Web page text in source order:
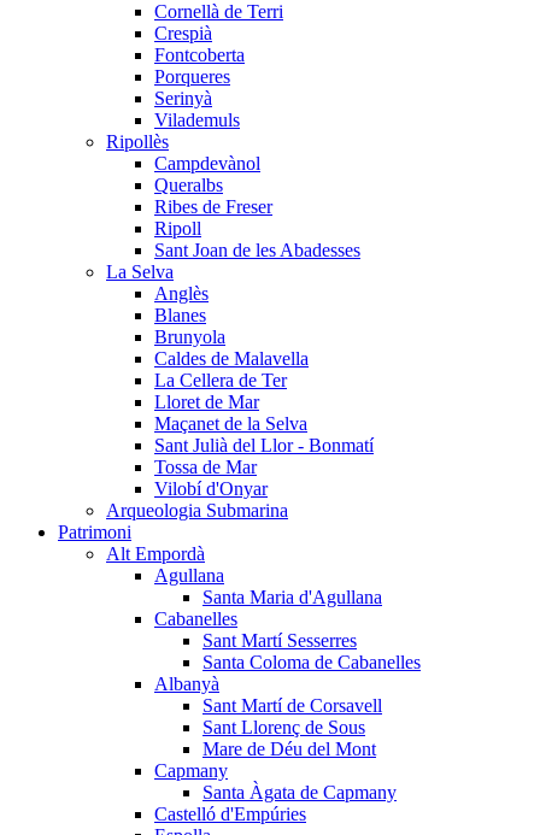
Cornellà de Terri
Crespià
Fontcoberta
Porqueres
Serinyà
Vilademuls
Ripollès
Campdevànol
Queralbs
Ribes de Freser
Ripoll
Sant Joan de les Abadesses
La Selva
Anglès
Blanes
Brunyola
Caldes de Malavella
La Cellera de Ter
Lloret de Mar
Maçanet de la Selva
Sant Julià del Llor - Bonmatí
Tossa de Mar
Vilobí d'Onyar
Arqueologia Submarina
Patrimoni
Alt Empordà
Agullana
Santa Maria d'Agullana
Cabanelles
Sant Martí Sesserres
Santa Coloma de Cabanelles
Albanyà
Sant Martí de Corsavell
Sant Llorenç de Sous
Mare de Déu del Mont
Capmany
Santa Àgata de Capmany
Castelló d'Empúries